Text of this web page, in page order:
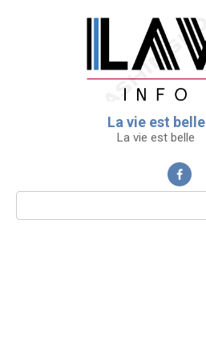
La vie est belle
La vie est belle
Поиск: